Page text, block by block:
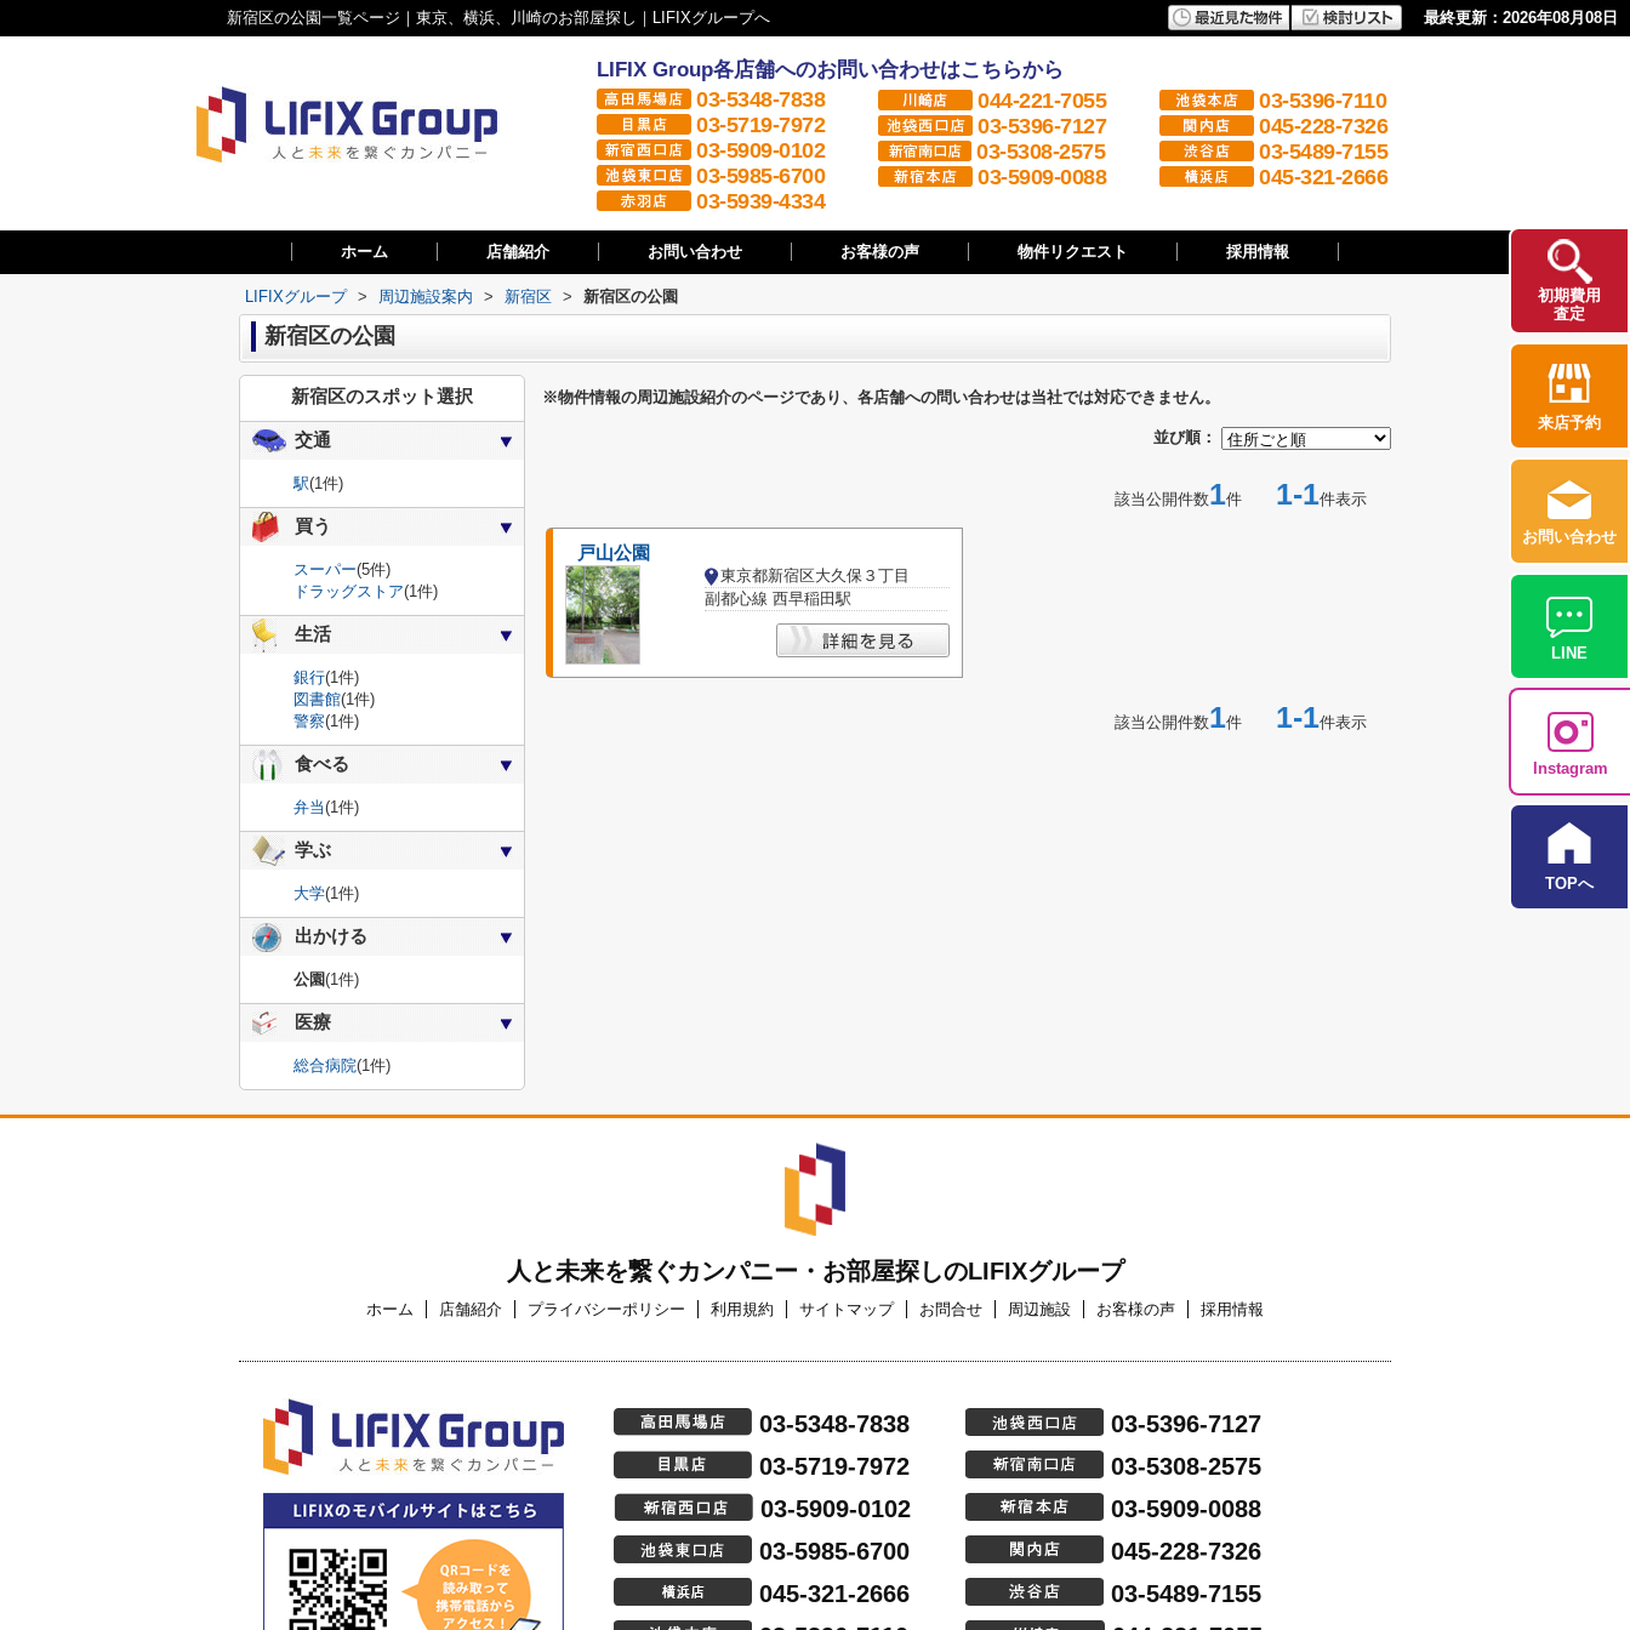
新宿区の公園一覧ページ｜東京、横浜、川崎のお部屋探し｜LIFIXグループへ 最終更新：2026年08月08日
LIFIX Group各店舗へのお問い合わせはこちらから
03-5348-7838
03-5719-7972
03-5909-0102
03-5985-6700
03-5939-4334
044-221-7055
03-5396-7127
03-5308-2575
03-5909-0088
03-5396-7110
045-228-7326
03-5489-7155
045-321-2666
ホーム 店舗紹介 お問い合わせ お客様の声 物件リクエスト 採用情報
LIFIXグループ > 周辺施設案内 > 新宿区 > 新宿区の公園
新宿区の公園
※物件情報の周辺施設紹介のページであり、各店舗への問い合わせは当社では対応できません。
並び順：
該当公開件数1件 1-1件表示
戸山公園
東京都新宿区大久保３丁目
副都心線 西早稲田駅
該当公開件数1件 1-1件表示
新宿区のスポット選択
交通
駅(1件)
買う
スーパー(5件)
ドラッグストア(1件)
生活
銀行(1件)
図書館(1件)
警察(1件)
食べる
弁当(1件)
学ぶ
大学(1件)
出かける
公園(1件)
医療
総合病院(1件)
人と未来を繋ぐカンパニー・お部屋探しのLIFIXグループ
ホーム 店舗紹介 プライバシーポリシー 利用規約 サイトマップ お問合せ 周辺施設 お客様の声 採用情報
03-5348-7838
03-5719-7972
03-5909-0102
03-5985-6700
045-321-2666
03-5396-7127
03-5308-2575
03-5909-0088
045-228-7326
03-5489-7155
初期費用
査定
来店予約
お問い合わせ
LINE
Instagram
TOPへ